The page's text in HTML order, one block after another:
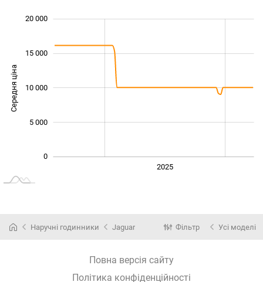
Середня ціна 10 000
0
10 000
20 000
15 000
5 000
2025
Наручні годинники Jaguar Фільтр Усі моделі
Повна версія сайту
Політика конфіденційності